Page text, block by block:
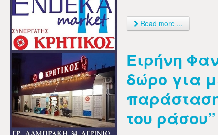
Read more ...
Ειρήνη
δώρο για
του ράσου”